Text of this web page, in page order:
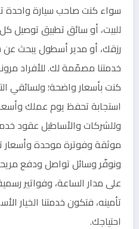
سواء كنت صاحب سيارة واحدة
للبيت، أو سائق تطبيق
رزقك، أو مدير أسطول يبحث
خدمتنا مصمّمة لك. للأفراد
كنت بأسعار واضحة؛ ولسائقي
استجابة تحفظ يوم عملك
وللشركات والأساطيل عقود
موثقة وفوترة موحدة
ونوفّر وسائل تواصل ودفع
على مدار الساعة، وفواتير
تأمينه، فتكون خدمتنا الخيار
احتياجك.